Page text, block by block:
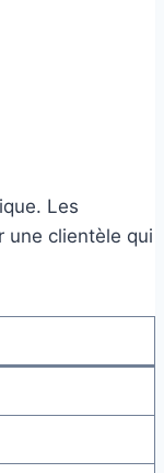
Les
une clientèle qui